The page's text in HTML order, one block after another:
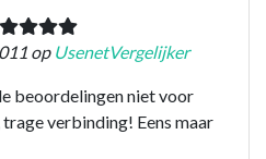
op UsenetVergelijker
beoordelingen niet voor
verbinding! Eens maar